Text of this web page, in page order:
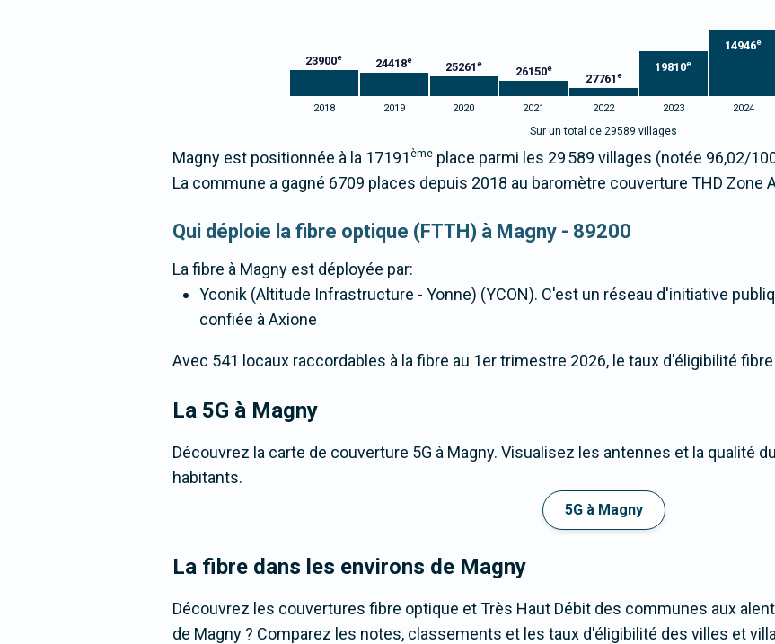
23900e 24418e
25261 e
26150e
27761 e
19810e
14946e
2018 2019 2020 2021 2022 2023 2024
Sur un total de 29589 villages
Magny est positionnée à la 17191 ème place parmi les 29 589 villages (notée 96,02/
La commune a gagné 6709 places depuis 2018 au baromètre couverture THD Zone
Qui déploie la fibre optique (FTTH) à Magny - 89200
La fibre à Magny est déployée par:
Yconik (Altitude Infrastructure - Yonne) (YCON). C'est un réseau d'initiative
confiée à Axione
Avec 541 locaux raccordables à la fibre au 1er trimestre 2026, le taux d'éligibilité fibre
La 5G à Magny
Découvrez la carte de couverture 5G à Magny. Visualisez les antennes et la qualité
habitants.
5G à Magny
La fibre dans les environs de Magny
Découvrez les couvertures fibre optique et Très Haut Débit des communes aux
de Magny ? Comparez les notes, classements et les taux d'éligibilité des villes et